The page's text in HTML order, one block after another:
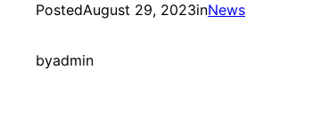
PostedAugust 29, 2023inNews
byadmin